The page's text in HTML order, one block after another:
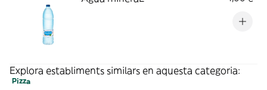
Explora establiments similars en aquesta categoria:
Pizza